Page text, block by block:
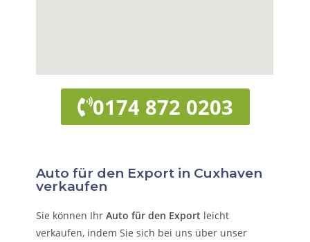
0174 872 0203
Auto für den Export in Cuxhaven
verkaufen
Sie können IhrAuto für den Export leicht
verkaufen, indem Sie sich bei uns über unser